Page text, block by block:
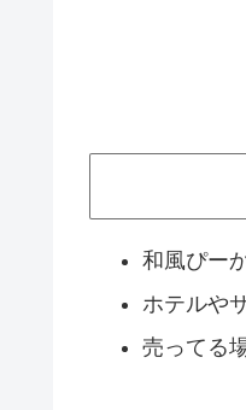
和風ぴー
ホテルや
売ってる